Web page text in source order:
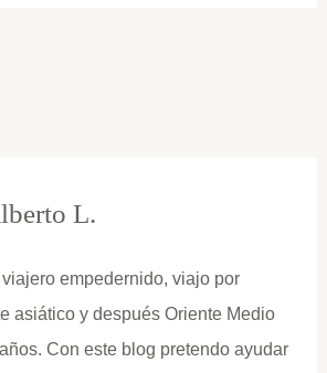
L.
empedernido, viajo por
asiático y después Oriente Medio
Con este blog pretendo ayudar